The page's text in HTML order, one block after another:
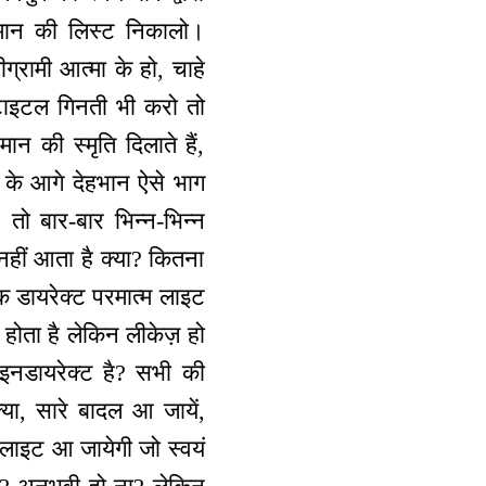
की लिस्ट निकालो।
आत्मा के हो, चाहे
गिनती भी करो तो
की स्मृति दिलाते हैं,
के आगे देहभान ऐसे भाग
बार भिन्न-भिन्न
आता है क्या? कितना
डायरेक्ट परमात्म लाइट
है लेकिन लीकेज़ हो
है? सभी की
सारे बादल आ जायें,
आ जायेगी जो स्वयं